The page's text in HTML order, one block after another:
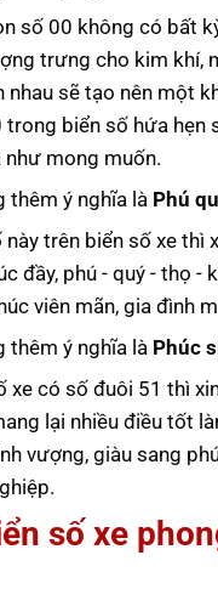
số 00 không có bất
trưng cho kim khí,
sẽ tạo nên một
biển số hứa
mong muốn.
thêm ý nghĩa là Phú
trên biển số xe
đầy, phú - quý - thọ -
viên mãn, gia đình
thêm ý nghĩa là Phúc
xe có số đuôi 51 thì
lại nhiều điều tốt
vượng, giàu sang
số xe